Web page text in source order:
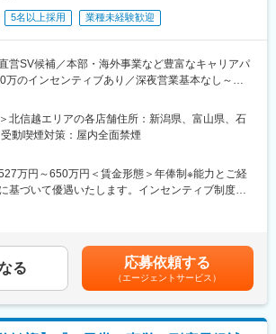
：
。
リアを築きたい熱意をお持ちの方からのご応募お
歳・ブロック長職/(インセンティブ含む年俸)660万
夜営業基本なし
もブロック長、SVがサポートしていますのでエリ
い合い、適正な運営を実現しています。
越しや入居にかかる費用は会社負担、毎月の家賃2
社補助あり
5名以上採用 業種未経験歓迎
営SV候補／本部・海外事業など豊富なキャリアパ
のインセンティブあり／深夜営業基本なし～
店舗、世界15の国や地域で展開する世界的ブラン
SV候補をお任せいたします。
込み、ホール業務
食材管理
理
成、シフトの管理
略の立案
北信越エリアの各店舗住所：新潟県、富山県、石
動喫煙対策：屋内全面禁煙
万円～650万円＜賃金形態＞年俸制※能力とご経
基づいて優遇いたします。インセンティブ制度あ
分割）（一律手当を含む）＜昇給有無＞有＜残業
補足＞■昇給年1回、インセンティブ制度：年4回
成時に支給）■モデル例:・入社5年目27歳・SV
ィブ含む年俸)580万円・入社8年目30歳・ブロック
ティブ含む年俸)660万円賃金はあくまでも目安の金
る 応募依頼する
（エージェントサービス）